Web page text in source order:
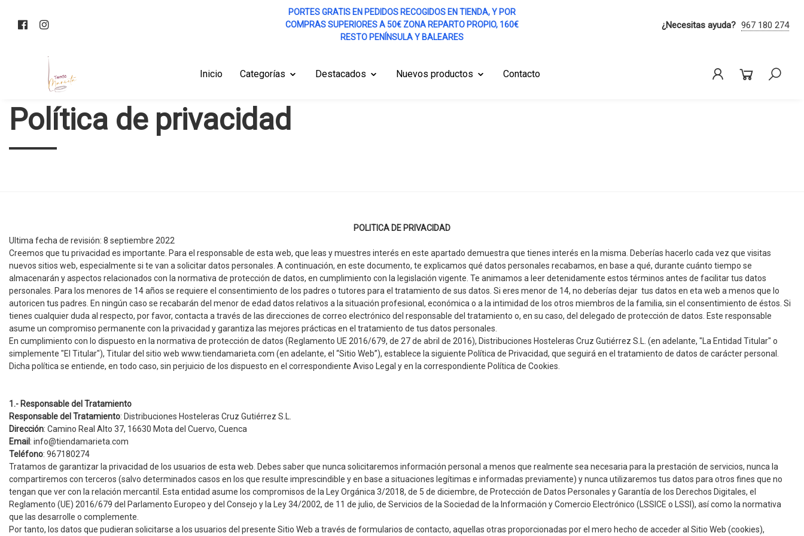
PORTES GRATIS EN PEDIDOS RECOGIDOS EN TIENDA, Y POR
COMPRAS SUPERIORES A 50€ ZONA REPARTO PROPIO, 160€
RESTO PENÍNSULA Y BALEARES
¿Necesitas ayuda? 967 180 274
Inicio Categorías Destacados Nuevos productos Contacto
Iniciar
Política de privacidad
POLITICA DE PRIVACIDAD
Ultima fecha de revisión: 8 septiembre 2022
Creemos que tu privacidad es importante. Para el responsable de esta web, que leas y muestres interés en este apartado demuestra que tienes interés en la misma. Deberías hacerlo cada vez que visitas
nuevos sitios web, especialmente si te van a solicitar datos personales. A continuación, en este documento, te explicamos qué datos personales recabamos, en base a qué, durante cuánto tiempo se
almacenarán y aspectos relacionados con la normativa de protección de datos, en cumplimiento con la legislación vigente. Te animamos a leer detenidamente estos términos antes de facilitar tus datos
personales. Para los menores de 14 años se requiere el consentimiento de los padres o tutores para el tratamiento de sus datos. Si eres menor de 14, no deberías dejar tus datos en eta web a menos que lo
autoricen tus padres. En ningún caso se recabarán del menor de edad datos relativos a la situación profesional, económica o a la intimidad de los otros miembros de la familia, sin el consentimiento de éstos. Si
tienes cualquier duda al respecto, por favor, contacta a través de las direcciones de correo electrónico del responsable del tratamiento o, en su caso, del delegado de protección de datos. Este responsable
asume un compromiso permanente con la privacidad y garantiza las mejores prácticas en el tratamiento de tus datos personales.
En cumplimiento con lo dispuesto en la normativa de protección de datos (Reglamento UE 2016/679, de 27 de abril de 2016), Distribuciones Hosteleras Cruz Gutiérrez S.L. (en adelante, "La Entidad Titular" o
simplemente "El Titular"), Titular del sitio web www.tiendamarieta.com (en adelante, el “Sitio Web”), establece la siguiente Política de Privacidad, que seguirá en el tratamiento de datos de carácter personal.
Dicha política se entiende, en todo caso, sin perjuicio de los dispuesto en el correspondiente Aviso Legal y en la correspondiente Política de Cookies.
1.- Responsable del Tratamiento
Responsable del Tratamiento: Distribuciones Hosteleras Cruz Gutiérrez S.L.
Dirección: Camino Real Alto 37, 16630 Mota del Cuervo, Cuenca
Email : info@tiendamarieta.com
Teléfono: 967180274
Tratamos de garantizar la privacidad de los usuarios de esta web. Debes saber que nunca solicitaremos información personal a menos que realmente sea necesaria para la prestación de servicios, nunca la
compartiremos con terceros (salvo determinados casos en los que resulte imprescindible y en base a situaciones legítimas e informadas previamente) y nunca utilizaremos tus datos para otros fines que no
tengan que ver con la relación mercantil. Esta entidad asume los compromisos de la Ley Orgánica 3/2018, de 5 de diciembre, de Protección de Datos Personales y Garantía de los Derechos Digitales, el
Reglamento (UE) 2016/679 del Parlamento Europeo y del Consejo y la
Ley 34/2002, de 11 de julio, de Servicios de la Sociedad de la Información y Comercio Electrónico (LSSICE o LSSI), así como la normativa
que las desarrolle o complemente.
Por tanto, los datos que pudieran solicitarse a los usuarios del presente Sitio Web a través de formularios de contacto, aquellas otras proporcionadas por el mero hecho de acceder al Sitio Web (cookies),